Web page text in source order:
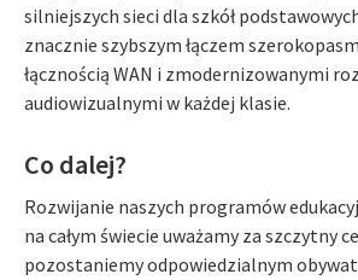
silniejszych sieci dla szkół
znacznie szybszym łączem
łącznością WAN i zmodernizowanymi
audiowizualnymi w każdej klasie.
Co dalej?
Rozwijanie naszych programów
na całym świecie uważamy za szczytny
pozostaniemy odpowiedzialnym